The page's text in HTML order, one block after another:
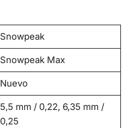
Snowpeak
Snowpeak Max
Nuevo
5,5 mm / 0,22, 6,35 mm /
0,25